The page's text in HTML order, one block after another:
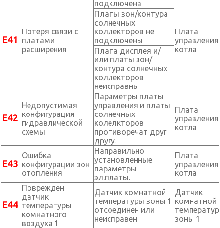
Е41
Потеря связи с
платами
расширения
подключена
Плата
управления
котла
Платы зон/контура
солнечных
коллекторов не
подключены
Плата дисплея и/
или платы зон/
контура солнечных
коллекторов
неисправны
Е42
Недопустимая
конфигурация
гидравлической
схемы
Параметры платы
управления и платы
солнечных
колелкторов
противоречат друг
другу.
Плата
управления
котла
Е43
Ошибка
конфигурации зон
отопления
Направильно
установленные
параметры
эл.платы.
Плата
управления
котла
Е44
Поврежден
датчик
температуры
комнатного
воздуха 1
Датчик комнатной
температуры зоны 1
отсоединен или
неисправен
Датчик
комнатной
зоны 1